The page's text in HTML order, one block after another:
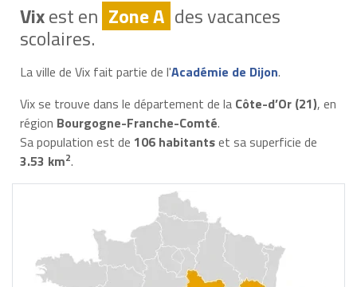
Vixest en Zone A des vacances
scolaires.
La ville de Vix fait partie de l'Académie de Dijon.
Vix se trouve dans le département de la Côte-d’Or (21), en
région Bourgogne-Franche-Comté.
Sa population est de 106 habitantset sa superficie de
3.53 km2.